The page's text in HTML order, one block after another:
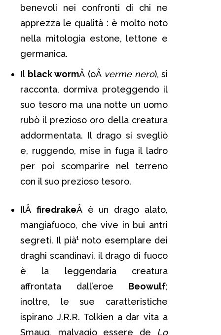
benevoli nei confronti di chi ne
apprezza le qualità : è molto noto
nella mitologia estone, lettone e
germanica.
Il black wormÂ (oÂ verme nero), si
racconta, dormiva proteggendo il
suo tesoro ma una notte un uomo
rubò il prezioso oro della creatura
addormentata. Il drago si svegliò
e, ruggendo, mise in fuga il ladro
per poi scomparire nel terreno
con il suo prezioso tesoro.
IlÂ firedrakeÂ è un drago alato,
mangiafuoco, che vive in bui antri
segreti. Il pià¹ noto esemplare dei
draghi scandinavi, il drago di fuoco
è la leggendaria creatura
affrontata dall’eroe Beowulf;
inoltre, le sue caratteristiche
ispirano J.R.R. Tolkien a dar vita a
Smaug, malvagio essere de Lo